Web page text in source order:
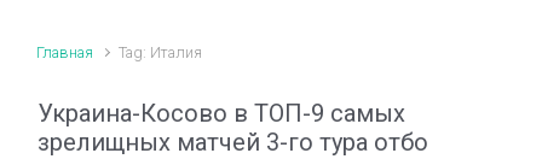
Главная Tag: Италия
Украина-Косово в ТОП-9 самых
зрелищных матчей 3-го тура отбо